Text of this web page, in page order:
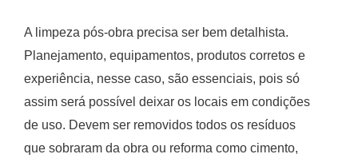
A limpeza pós-obra precisa ser bem detalhista.
Planejamento, equipamentos, produtos corretos e
experiência, nesse caso, são essenciais, pois só
assim será possível deixar os locais em condições
de uso. Devem ser removidos todos os resíduos
que sobraram da obra ou reforma como cimento,